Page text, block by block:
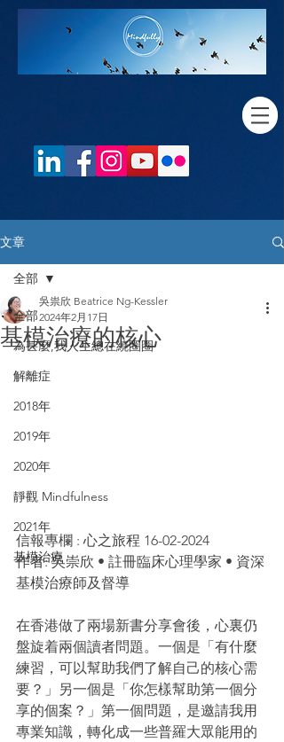
文章
全部
為甚麼,我人生總在繞圈圈
解離症
2018年
2019年
2020年
靜觀 Mindfulness
2021年
基模治療
全部
基模治療的核心
吳祟欣 Beatrice Ng-Kessler
2024年2月17日
信報專欄 : 心之旅程 16-02-2024
作者: 吳崇欣 • 註冊臨床心理學家 • 資深
基模治療師及督導
在香港做了兩場新書分享會後，心裏仍
盤旋着兩個讀者問題。一個是「有什麼
練習，可以幫助我們了解自己的核心需
要？」另一個是「你怎樣幫助第一個分
享的個案？」第一個問題，是邀請我用
專業知識，轉化成一些普羅大眾能用的